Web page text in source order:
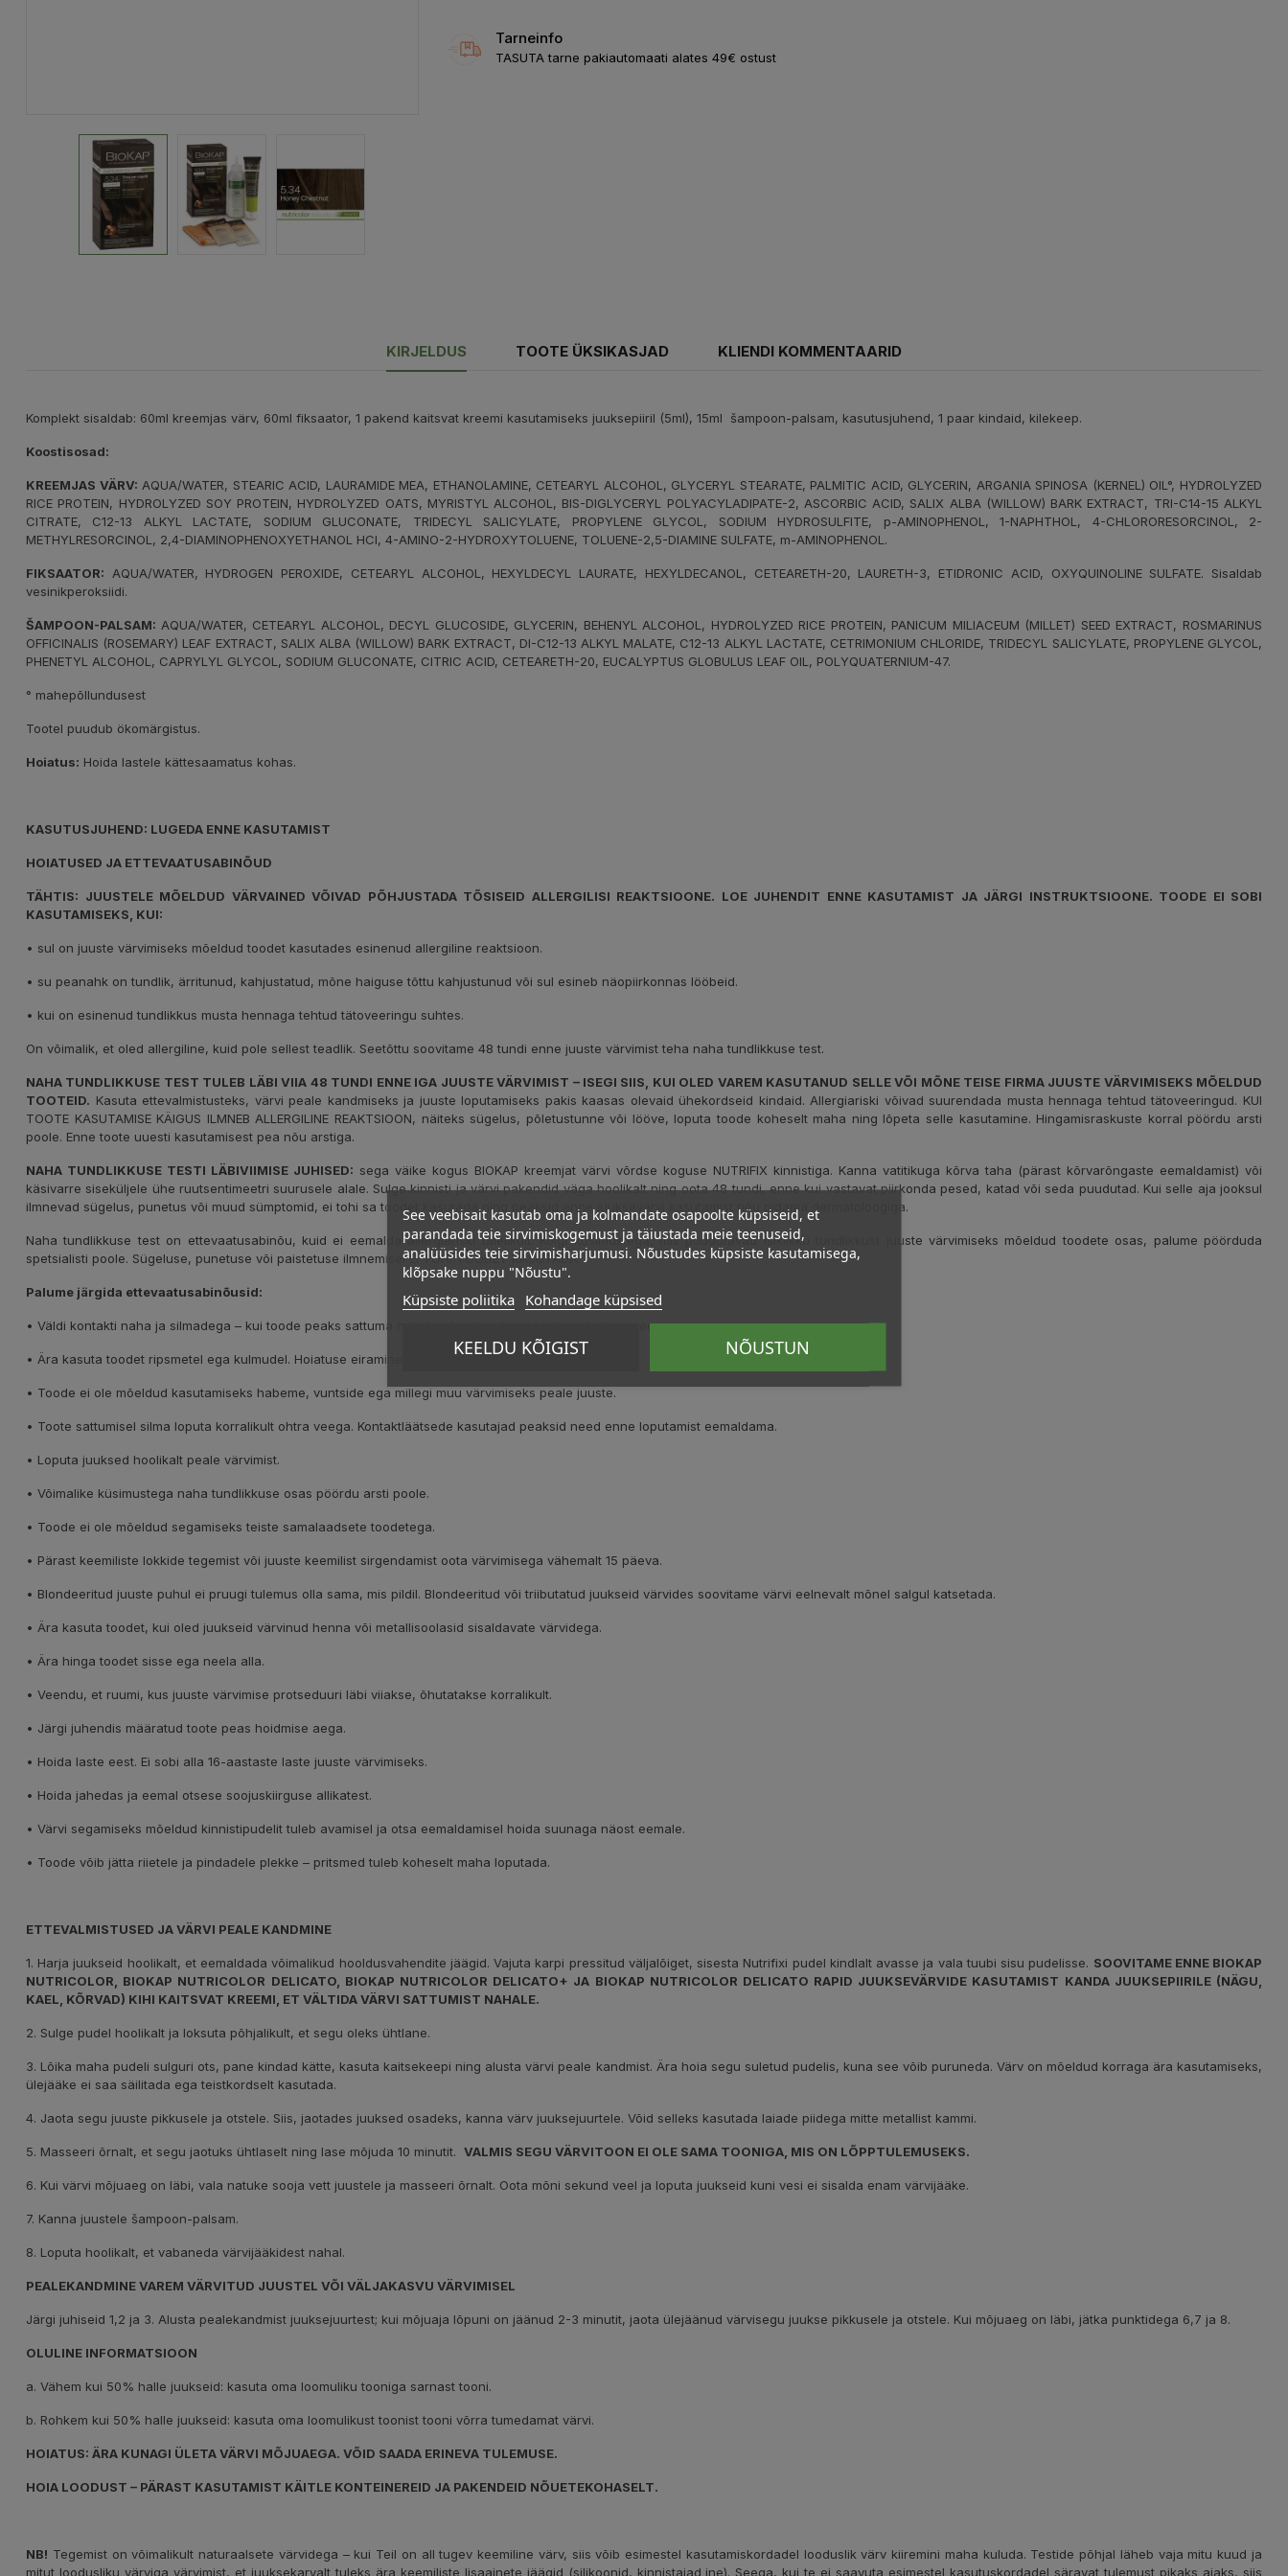
Tarneinfo
TASUTA tarne pakiautomaati alates 49€ ostust
KIRJELDUS TOOTE ÜKSIKASJAD KLIENDI KOMMENTAARID
Komplekt sisaldab: 60ml kreemjas värv, 60ml fiksaator, 1 pakend kaitsvat kreemi kasutamiseks juuksepiiril (5ml), 15ml šampoon-palsam, kasutusjuhend, 1 paar kindaid, kilekeep.
Koostisosad:
KREEMJAS VÄRV: AQUA/WATER, STEARIC ACID, LAURAMIDE MEA, ETHANOLAMINE, CETEARYL ALCOHOL, GLYCERYL STEARATE, PALMITIC ACID, GLYCERIN, ARGANIA SPINOSA (KERNEL) OIL°, HYDROLYZED
RICE PROTEIN, HYDROLYZED SOY PROTEIN, HYDROLYZED OATS, MYRISTYL ALCOHOL, BIS-DIGLYCERYL POLYACYLADIPATE-2, ASCORBIC ACID, SALIX ALBA (WILLOW) BARK EXTRACT, TRI-C14-15 ALKYL
CITRATE, C12-13 ALKYL LACTATE, SODIUM GLUCONATE, TRIDECYL SALICYLATE, PROPYLENE GLYCOL, SODIUM HYDROSULFITE, p-AMINOPHENOL, 1-NAPHTHOL, 4-CHLORORESORCINOL, 2-
METHYLRESORCINOL, 2,4-DIAMINOPHENOXYETHANOL HCI, 4-AMINO-2-HYDROXYTOLUENE, TOLUENE-2,5-DIAMINE SULFATE, m-AMINOPHENOL.
FIKSAATOR: AQUA/WATER, HYDROGEN PEROXIDE, CETEARYL ALCOHOL, HEXYLDECYL LAURATE, HEXYLDECANOL, CETEARETH-20, LAURETH-3, ETIDRONIC ACID, OXYQUINOLINE SULFATE. Sisaldab
vesinikperoksiidi.
ŠAMPOON-PALSAM: AQUA/WATER, CETEARYL ALCOHOL, DECYL GLUCOSIDE, GLYCERIN, BEHENYL ALCOHOL, HYDROLYZED RICE PROTEIN, PANICUM MILIACEUM (MILLET) SEED EXTRACT, ROSMARINUS
OFFICINALIS (ROSEMARY) LEAF EXTRACT, SALIX ALBA (WILLOW) BARK EXTRACT, DI-C12-13 ALKYL MALATE, C12-13 ALKYL LACTATE, CETRIMONIUM CHLORIDE, TRIDECYL SALICYLATE, PROPYLENE GLYCOL,
PHENETYL ALCOHOL, CAPRYLYL GLYCOL, SODIUM GLUCONATE, CITRIC ACID, CETEARETH-20, EUCALYPTUS GLOBULUS LEAF OIL, POLYQUATERNIUM-47.
° mahepõllundusest
Tootel puudub ökomärgistus.
Hoiatus: Hoida lastele kättesaamatus kohas.
KASUTUSJUHEND: LUGEDA ENNE KASUTAMIST
HOIATUSED JA ETTEVAATUSABINÕUD
TÄHTIS: JUUSTELE MÕELDUD VÄRVAINED VÕIVAD PÕHJUSTADA TÕSISEID ALLERGILISI REAKTSIOONE. LOE JUHENDIT ENNE KASUTAMIST JA JÄRGI INSTRUKTSIOONE. TOODE EI SOBI
KASUTAMISEKS, KUI:
• sul on juuste värvimiseks mõeldud toodet kasutades esinenud allergiline reaktsioon.
• su peanahk on tundlik, ärritunud, kahjustatud, mõne haiguse tõttu kahjustunud või sul esineb näopiirkonnas lööbeid.
• kui on esinenud tundlikkus musta hennaga tehtud tätoveeringu suhtes.
On võimalik, et oled allergiline, kuid pole sellest teadlik. Seetõttu soovitame 48 tundi enne juuste värvimist teha naha tundlikkuse test.
NAHA TUNDLIKKUSE TEST TULEB LÄBI VIIA 48 TUNDI ENNE IGA JUUSTE VÄRVIMIST – ISEGI SIIS, KUI OLED VAREM KASUTANUD SELLE VÕI MÕNE TEISE FIRMA JUUSTE VÄRVIMISEKS MÕELDUD
TOOTEID. Kasuta ettevalmistusteks, värvi peale kandmiseks ja juuste loputamiseks pakis kaasas olevaid ühekordseid kindaid. Allergiariski võivad suurendada musta hennaga tehtud tätoveeringud. KUI
TOOTE KASUTAMISE KÄIGUS ILMNEB ALLERGILINE REAKTSIOON, näiteks sügelus, põletustunne või lööve, loputa toode koheselt maha ning lõpeta selle kasutamine. Hingamisraskuste korral pöördu arsti
poole. Enne toote uuesti kasutamisest pea nõu arstiga.
NAHA TUNDLIKKUSE TESTI LÄBIVIIMISE JUHISED: sega väike kogus BIOKAP kreemjat värvi võrdse koguse NUTRIFIX kinnistiga. Kanna vatitikuga kõrva taha (pärast kõrvarõngaste eemaldamist) või
käsivarre siseküljele ühe ruutsentimeetri suurusele alale. Sulge kinnisti ja värvi pakendid väga hoolikalt ning oota 48 tundi, enne kui vastavat piirkonda pesed, katad või seda puudutad. Kui selle aja jooksul
ilmnevad sügelus, punetus või muud sümptomid, ei tohi sa toodet kasutada ning peaksid enne juuksevärvi kasutamist nõu pidama dermatoloogiga.
Naha tundlikkuse test on ettevaatusabinõu, kuid ei eemalda allergiariski täielikult. Kõigi küsimustega, mis puudutavad isiklikku tundlikkust juuste värvimiseks mõeldud toodete osas, palume pöörduda
spetsialisti poole. Sügeluse, punetuse või paistetuse ilmnemisel EI TOHI TOODET KASUTADA.
Palume järgida ettevaatusabinõusid:
• Väldi kontakti naha ja silmadega – kui toode peaks sattuma nahale või silma, loputa koheselt ohtra veega.
• Ära kasuta toodet ripsmetel ega kulmudel. Hoiatuse eiramine võib lõppeda pimedaks jäämisega.
• Toode ei ole mõeldud kasutamiseks habeme, vuntside ega millegi muu värvimiseks peale juuste.
• Toote sattumisel silma loputa korralikult ohtra veega. Kontaktläätsede kasutajad peaksid need enne loputamist eemaldama.
• Loputa juuksed hoolikalt peale värvimist.
• Võimalike küsimustega naha tundlikkuse osas pöördu arsti poole.
• Toode ei ole mõeldud segamiseks teiste samalaadsete toodetega.
• Pärast keemiliste lokkide tegemist või juuste keemilist sirgendamist oota värvimisega vähemalt 15 päeva.
• Blondeeritud juuste puhul ei pruugi tulemus olla sama, mis pildil. Blondeeritud või triibutatud juukseid värvides soovitame värvi eelnevalt mõnel salgul katsetada.
• Ära kasuta toodet, kui oled juukseid värvinud henna või metallisoolasid sisaldavate värvidega.
• Ära hinga toodet sisse ega neela alla.
• Veendu, et ruumi, kus juuste värvimise protseduuri läbi viiakse, õhutatakse korralikult.
• Järgi juhendis määratud toote peas hoidmise aega.
• Hoida laste eest. Ei sobi alla 16-aastaste laste juuste värvimiseks.
• Hoida jahedas ja eemal otsese soojuskiirguse allikatest.
• Värvi segamiseks mõeldud kinnistipudelit tuleb avamisel ja otsa eemaldamisel hoida suunaga näost eemale.
• Toode võib jätta riietele ja pindadele plekke – pritsmed tuleb koheselt maha loputada.
ETTEVALMISTUSED JA VÄRVI PEALE KANDMINE
1. Harja juukseid hoolikalt, et eemaldada võimalikud hooldusvahendite jäägid. Vajuta karpi pressitud väljalõiget, sisesta Nutrifixi pudel kindlalt avasse ja vala tuubi sisu pudelisse. SOOVITAME ENNE BIOKAP
NUTRICOLOR, BIOKAP NUTRICOLOR DELICATO, BIOKAP NUTRICOLOR DELICATO+ JA BIOKAP NUTRICOLOR DELICATO RAPID JUUKSEVÄRVIDE KASUTAMIST KANDA JUUKSEPIIRILE (NÄGU,
KAEL, KÕRVAD) KIHI KAITSVAT KREEMI, ET VÄLTIDA VÄRVI SATTUMIST NAHALE.
2. Sulge pudel hoolikalt ja loksuta põhjalikult, et segu oleks ühtlane.
3. Lõika maha pudeli sulguri ots, pane kindad kätte, kasuta kaitsekeepi ning alusta värvi peale kandmist. Ära hoia segu suletud pudelis, kuna see võib puruneda. Värv on mõeldud korraga ära kasutamiseks,
ülejääke ei saa säilitada ega teistkordselt kasutada.
4. Jaota segu juuste pikkusele ja otstele. Siis, jaotades juuksed osadeks, kanna värv juuksejuurtele. Võid selleks kasutada laiade piidega mitte metallist kammi.
5. Masseeri õrnalt, et segu jaotuks ühtlaselt ning lase mõjuda 10 minutit. VALMIS SEGU VÄRVITOON EI OLE SAMA TOONIGA, MIS ON LÕPPTULEMUSEKS.
6. Kui värvi mõjuaeg on läbi, vala natuke sooja vett juustele ja masseeri õrnalt. Oota mõni sekund veel ja loputa juukseid kuni vesi ei sisalda enam värvijääke.
7. Kanna juustele šampoon-palsam.
8. Loputa hoolikalt, et vabaneda värvijääkidest nahal.
PEALEKANDMINE VAREM VÄRVITUD JUUSTEL VÕI VÄLJAKASVU VÄRVIMISEL
Järgi juhiseid 1,2 ja 3. Alusta pealekandmist juuksejuurtest; kui mõjuaja lõpuni on jäänud 2-3 minutit, jaota ülejäänud värvisegu juukse pikkusele ja otstele. Kui mõjuaeg on läbi, jätka punktidega 6,7 ja 8.
OLULINE INFORMATSIOON
a. Vähem kui 50% halle juukseid: kasuta oma loomuliku tooniga sarnast tooni.
b. Rohkem kui 50% halle juukseid: kasuta oma loomulikust toonist tooni võrra tumedamat värvi.
HOIATUS: ÄRA KUNAGI ÜLETA VÄRVI MÕJUAEGA. VÕID SAADA ERINEVA TULEMUSE.
HOIA LOODUST – PÄRAST KASUTAMIST KÄITLE KONTEINEREID JA PAKENDEID NÕUETEKOHASELT.
NB! Tegemist on võimalikult naturaalsete värvidega – kui Teil on all tugev keemiline värv, siis võib esimestel kasutamiskordadel looduslik värv kiiremini maha kuluda. Testide põhjal läheb vaja mitu kuud ja
mitut loodusliku värviga värvimist, et juuksekarvalt tuleks ära keemiliste lisaainete jäägid (silikoonid, kinnistajad jne). Seega, kui te ei saavuta esimestel kasutuskordadel säravat tulemust pikaks ajaks, siis
See veebisait kasutab oma ja kolmandate osapoolte küpsiseid, et
parandada teie sirvimiskogemust ja täiustada meie teenuseid,
analüüsides teie sirvimisharjumusi. Nõustudes küpsiste kasutamisega,
klõpsake nuppu "Nõustu".
Küpsiste poliitika Kohandage küpsised
KEELDU KÕIGIST NÕUSTUN